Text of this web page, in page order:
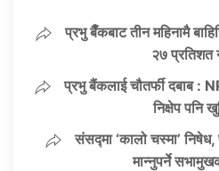
प्रभु बैँकबाट तीन महिनामै
२७ प्रतिशत
प्रभु बैंकलाई चौतर्फी दबाब :
निक्षेप पनि
संसद्मा ‘कालो चस्मा’ निषेध,
मान्नुपर्ने